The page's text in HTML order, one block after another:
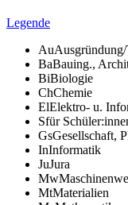
Legende
Au
BaBauing.,
BiBiologie
ChChemie
ElElektro- u.
Sfür
GsGesellschaft,
InInformatik
JuJura
Mw
MtMaterialien